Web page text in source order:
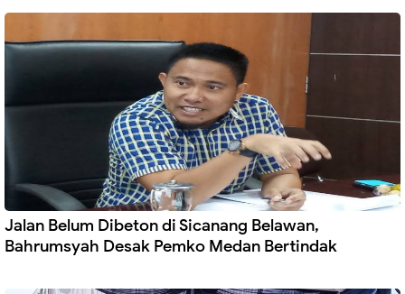
Jalan Belum Dibeton di Sicanang Belawan,
Bahrumsyah Desak Pemko Medan Bertindak